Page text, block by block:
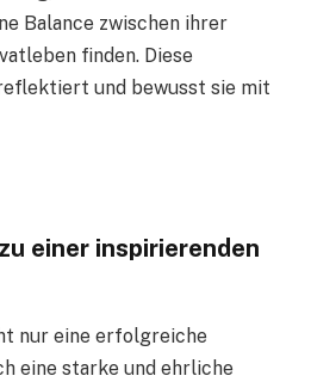
Balance zwischen ihrer
finden. Diese
und bewusst sie mit
einer inspirierenden
nur eine erfolgreiche
eine starke und ehrliche